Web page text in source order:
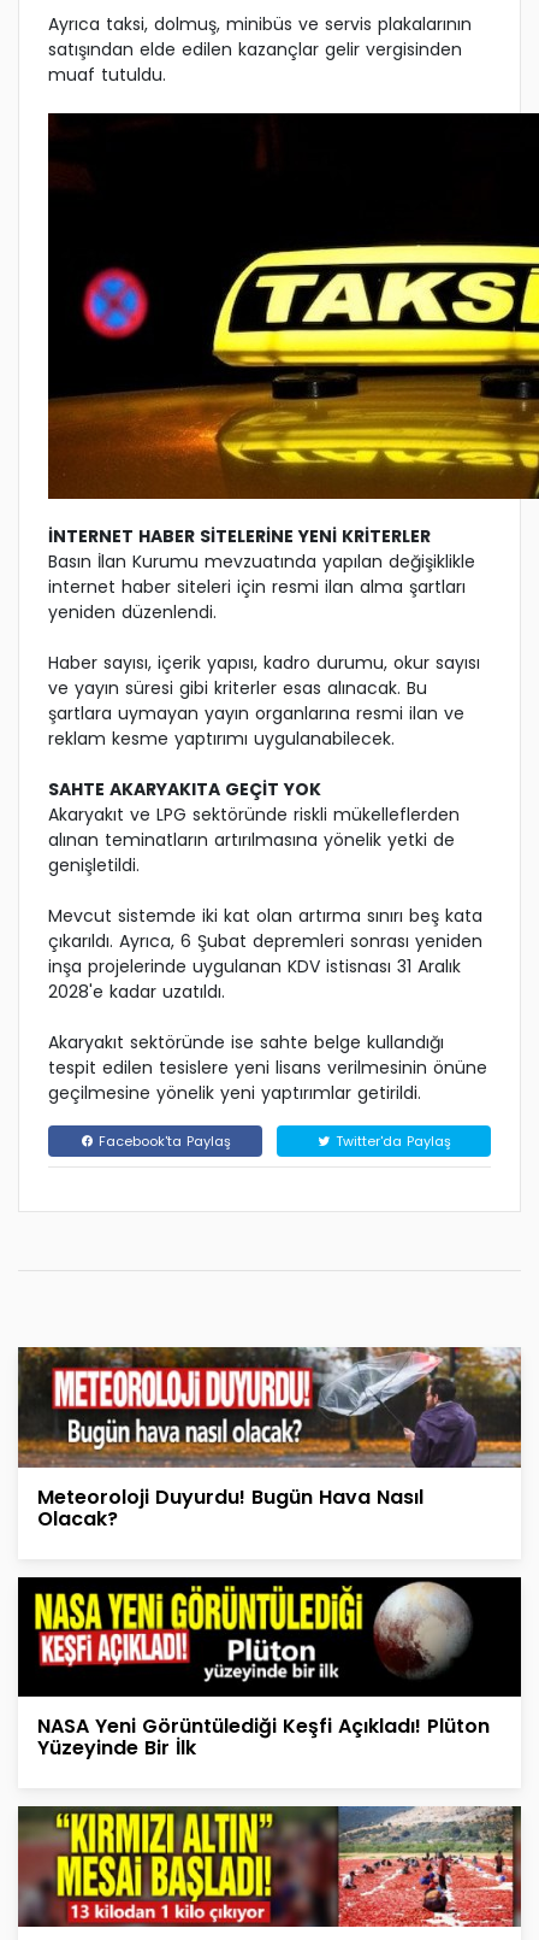
Ayrıca taksi, dolmuş, minibüs ve servis plakalarının
satışından elde edilen kazançlar gelir vergisinden
muaf tutuldu.
İNTERNET HABER SİTELERİNE YENİ KRİTERLER
Basın İlan Kurumu mevzuatında yapılan değişiklikle
internet haber siteleri için resmi ilan alma şartları
yeniden düzenlendi.
Haber sayısı, içerik yapısı, kadro durumu, okur sayısı
ve yayın süresi gibi kriterler esas alınacak. Bu
şartlara uymayan yayın organlarına resmi ilan ve
reklam kesme yaptırımı uygulanabilecek.
SAHTE AKARYAKITA GEÇİT YOK
Akaryakıt ve LPG sektöründe riskli mükelleflerden
alınan teminatların artırılmasına yönelik yetki de
genişletildi.
Mevcut sistemde iki kat olan artırma sınırı beş kata
çıkarıldı. Ayrıca, 6 Şubat depremleri sonrası yeniden
inşa projelerinde uygulanan KDV istisnası 31 Aralık
2028'e kadar uzatıldı.
Akaryakıt sektöründe ise sahte belge kullandığı
tespit edilen tesislere yeni lisans verilmesinin önüne
geçilmesine yönelik yeni yaptırımlar getirildi.
Facebook'ta Paylaş Twitter'da Paylaş
Meteoroloji Duyurdu! Bugün Hava Nasıl
Olacak?
NASA Yeni Görüntülediği Keşfi Açıkladı! Plüton
Yüzeyinde Bir İlk